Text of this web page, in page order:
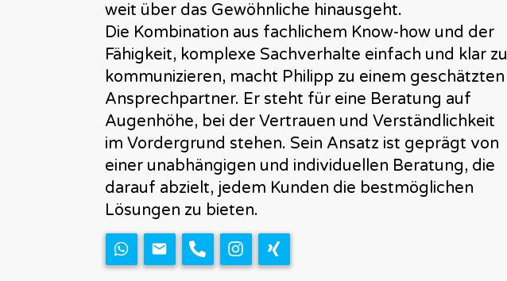
weit über das Gewöhnliche hinausgeht.
Die Kombination aus fachlichem Know-how und der
Fähigkeit, komplexe Sachverhalte einfach und klar zu
kommunizieren, macht Philipp zu einem geschätzten
Ansprechpartner. Er steht für eine Beratung auf
Augenhöhe, bei der Vertrauen und Verständlichkeit
im Vordergrund stehen. Sein Ansatz ist geprägt von
einer unabhängigen und individuellen Beratung, die
darauf abzielt, jedem Kunden die bestmöglichen
Lösungen zu bieten.